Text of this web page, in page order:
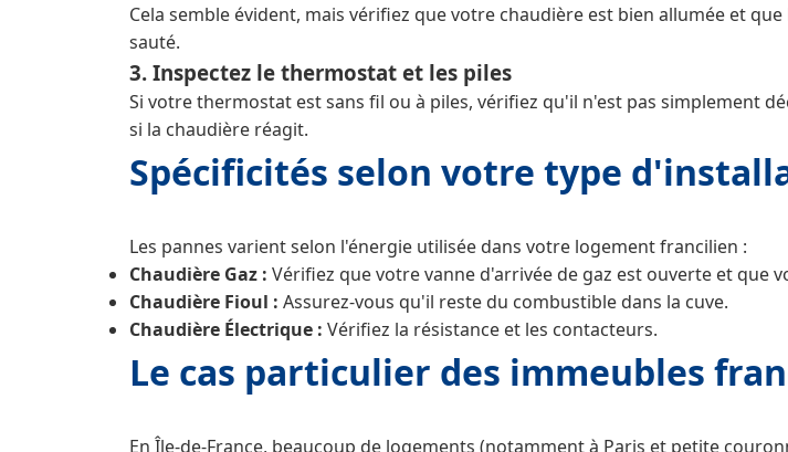
Cela semble évident, mais vérifiez que votre chaudière est bien allumée et
sauté.
3. Inspectez le thermostat et les piles
Si votre thermostat est sans fil ou à piles, vérifiez qu'il n'est pas simplement
si la chaudière réagit.
Spécificités selon votre type
Les pannes varient selon l'énergie utilisée dans votre logement francilien :
Chaudière Gaz : Vérifiez que votre vanne d'arrivée de gaz est ouverte et que
Chaudière Fioul : Assurez-vous qu'il reste du combustible dans la cuve.
Chaudière Électrique : Vérifiez la résistance et les contacteurs.
Le cas particulier des immeubles
En Île-de-France, beaucoup de logements (notamment à Paris et petite